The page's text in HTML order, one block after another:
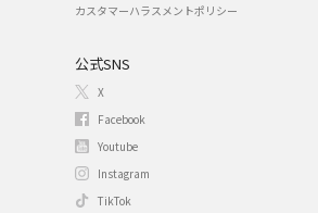
カスタマーハラスメントポリシー
公式SNS
X
Facebook
Youtube
Instagram
TikTok